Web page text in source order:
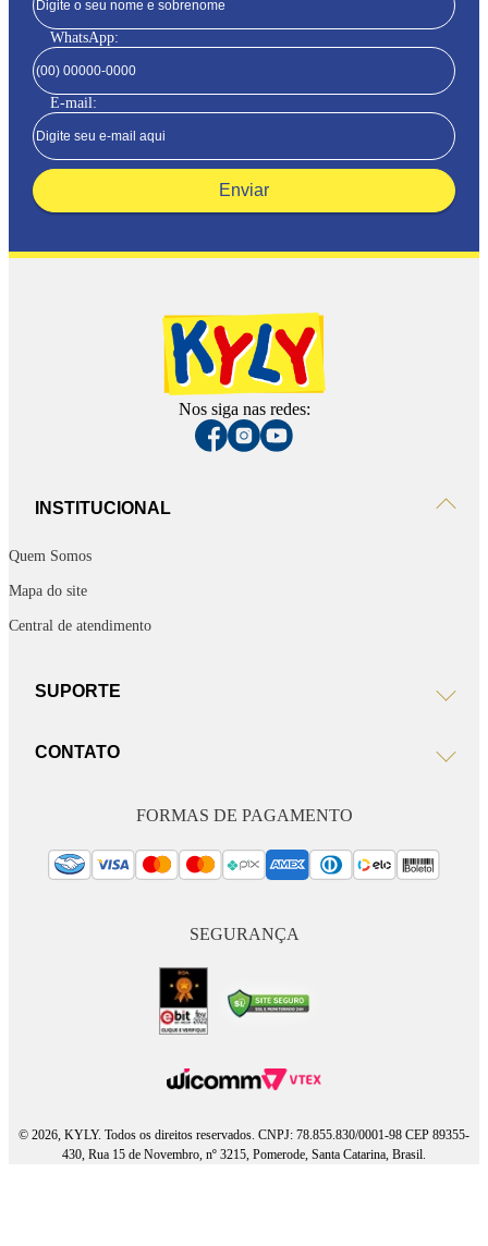
WhatsApp:
E-mail:
Enviar
Nos siga nas redes:
INSTITUCIONAL
Quem Somos
Mapa do site
Central de atendimento
SUPORTE
CONTATO
FORMAS DE PAGAMENTO
SEGURANÇA
© 2026, KYLY. Todos os direitos reservados. CNPJ: 78.855.830/0001-98 CEP 89355-
430, Rua 15 de Novembro, nº 3215, Pomerode, Santa Catarina, Brasil.